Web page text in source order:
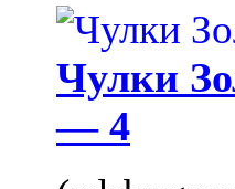
Чулки
— 4